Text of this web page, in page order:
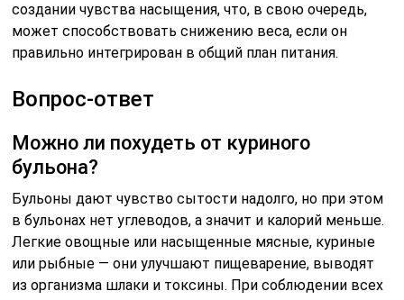
создании чувства насыщения, что, в свою очередь,
может способствовать снижению веса, если он
правильно интегрирован в общий план питания.
Вопрос-ответ
Можно ли похудеть от куриного
бульона?
Бульоны дают чувство сытости надолго, но при этом
в бульонах нет углеводов, а значит и калорий меньше.
Легкие овощные или насыщенные мясные, куриные
или рыбные — они улучшают пищеварение, выводят
из организма шлаки и токсины. При соблюдении всех